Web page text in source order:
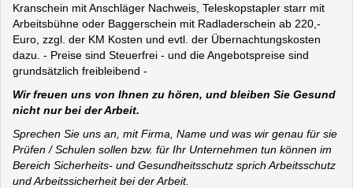
Kranschein mit Anschläger Nachweis, Teleskopstapler starr mit
Arbeitsbühne oder Baggerschein mit Radladerschein ab 220,-
Euro, zzgl. der KM Kosten und evtl. der Übernachtungskosten
dazu. - Preise sind Steuerfrei - und die Angebotspreise sind
grundsätzlich freibleibend -
Wir freuen uns von Ihnen zu hören, und bleiben Sie Gesund
nicht nur bei der Arbeit.
Sprechen Sie uns an, mit Firma, Name und was wir genau für sie
Prüfen / Schulen sollen bzw. für Ihr Unternehmen tun können im
Bereich Sicherheits- und Gesundheitsschutz sprich Arbeitsschutz
und Arbeitssicherheit bei der Arbeit.